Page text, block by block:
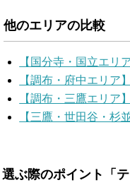
他のエリアの比較
【国分寺・国立エリ
【調布・府中エリア
【調布・三鷹エリア
【三鷹・世田谷・杉
選ぶ際のポイント「